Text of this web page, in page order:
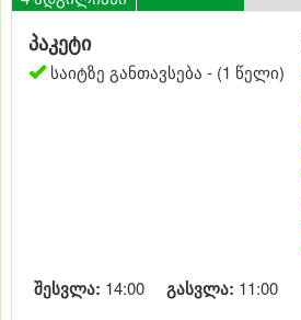
პაკეტი
საიტზე განთავსება - (1 წელი)
შესვლა: 14:00 გასვლა: 11:00